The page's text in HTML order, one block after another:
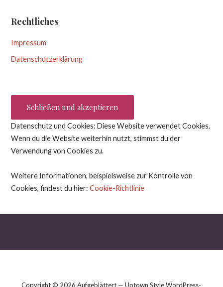
Rechtliches
Impressum
Datenschutzerklärung
Datenschutz und Cookies: Diese Website verwendet Cookies.
Wenn du die Website weiterhin nutzt, stimmst du der
Verwendung von Cookies zu.
Weitere Informationen, beispielsweise zur Kontrolle von
Cookies, findest du hier:Cookie-Richtlinie
Copyright © 2026 Aufgeblättert — Uptown Style WordPress-